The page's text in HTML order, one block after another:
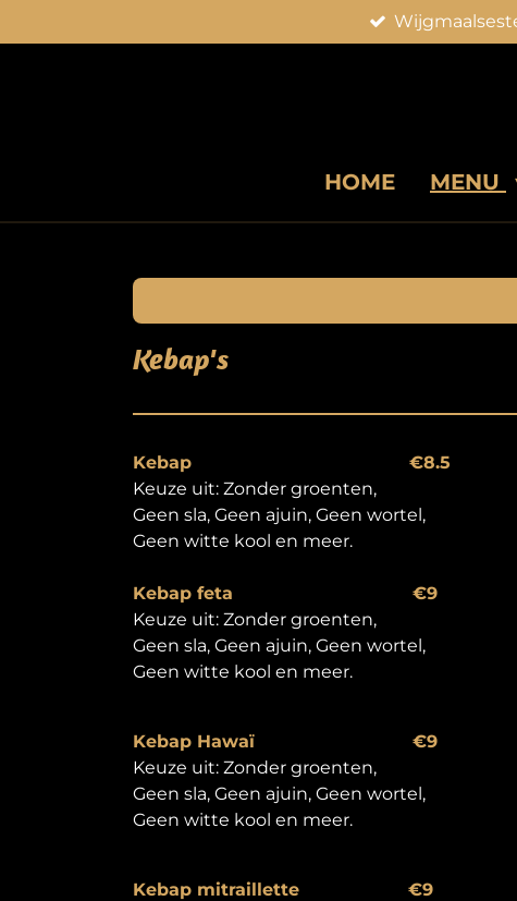
direct
HOME MENU
Kebap's
Kebap
€8.5
Keuze uit: Zonder groenten,
Geen sla, Geen ajuin, Geen wortel,
Geen witte kool en meer.
Kebap feta
€9
Keuze uit: Zonder groenten,
Geen sla, Geen ajuin, Geen wortel,
Geen witte kool en meer.
Kebap Hawaï €9
Keuze uit: Zonder groenten,
Geen sla, Geen ajuin, Geen wortel,
Geen witte kool en meer.
Kebap mitraillette €9